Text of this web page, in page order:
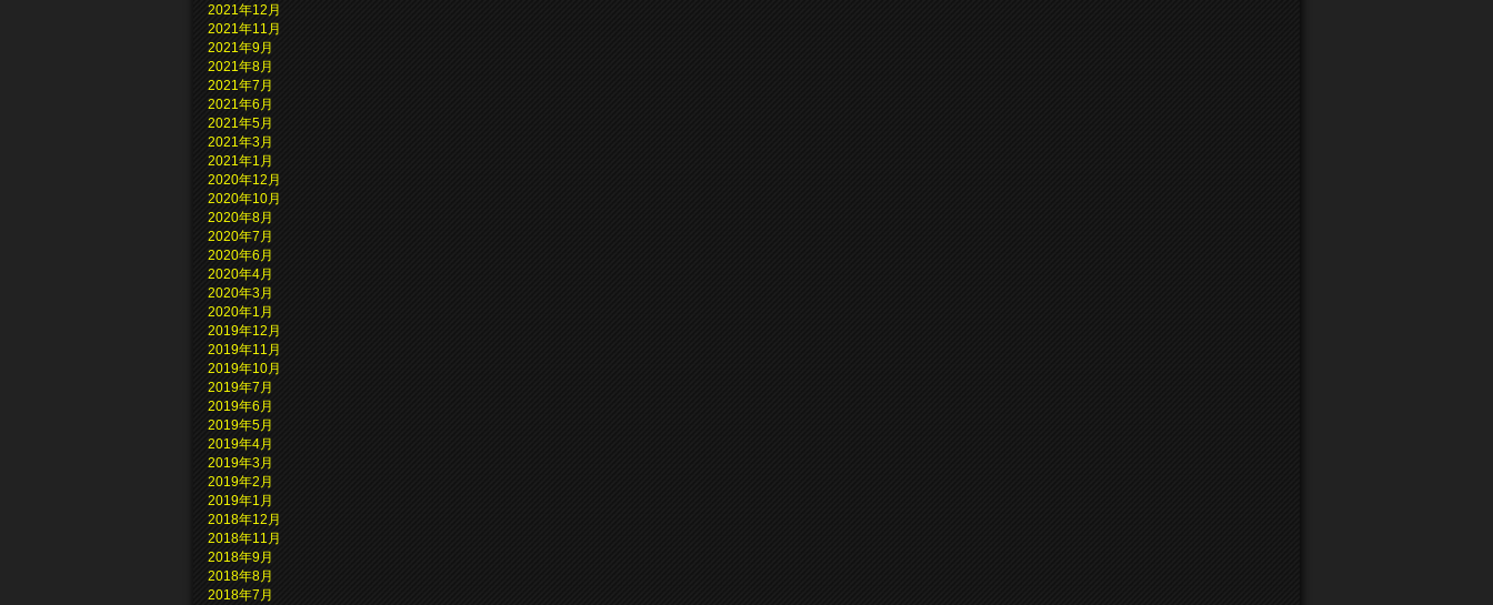
2021年12月
2021年11月
2021年9月
2021年8月
2021年7月
2021年6月
2021年5月
2021年3月
2021年1月
2020年12月
2020年10月
2020年8月
2020年7月
2020年6月
2020年4月
2020年3月
2020年1月
2019年12月
2019年11月
2019年10月
2019年7月
2019年6月
2019年5月
2019年4月
2019年3月
2019年2月
2019年1月
2018年12月
2018年11月
2018年9月
2018年8月
2018年7月